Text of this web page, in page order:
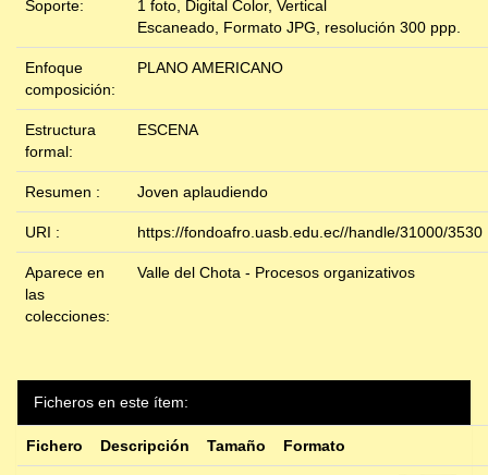
Soporte:
1 foto, Digital Color, Vertical
Escaneado, Formato JPG, resolución 300 ppp.
Enfoque
composición:
PLANO AMERICANO
Estructura
formal:
ESCENA
Resumen : Joven aplaudiendo
URI : https://fondoafro.uasb.edu.ec//handle/31000/3530
Aparece en
las
colecciones:
Valle del Chota - Procesos organizativos
Ficheros en este ítem:
Fichero Descripción Tamaño Formato